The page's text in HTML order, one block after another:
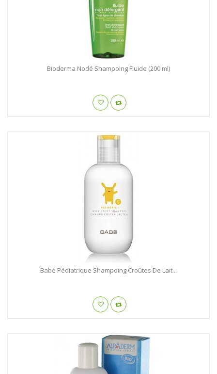
Bioderma Nodé Shampoing Fluide (200 ml)
Babé Pédiatrique Shampoing Croûtes De Lait...